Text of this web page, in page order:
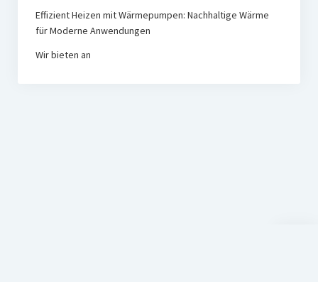
Effizient Heizen mit Wärmepumpen: Nachhaltige Wärme
für Moderne Anwendungen
Wir bieten an